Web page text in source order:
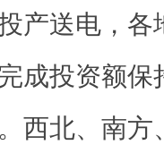
产送电，各
成投资额保
西北、南方